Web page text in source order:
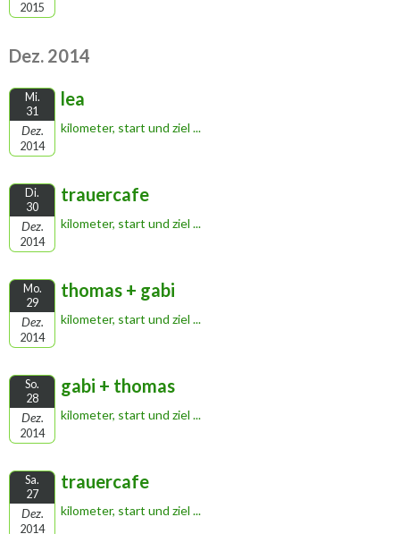
2015
Dez. 2014
Mi.
31
Dez.
2014
lea
kilometer, start und ziel ...
Di.
30
Dez.
2014
trauercafe
kilometer, start und ziel ...
Mo.
29
Dez.
2014
thomas + gabi
kilometer, start und ziel ...
So.
28
Dez.
2014
gabi + thomas
kilometer, start und ziel ...
Sa.
27
Dez.
2014
trauercafe
kilometer, start und ziel ...